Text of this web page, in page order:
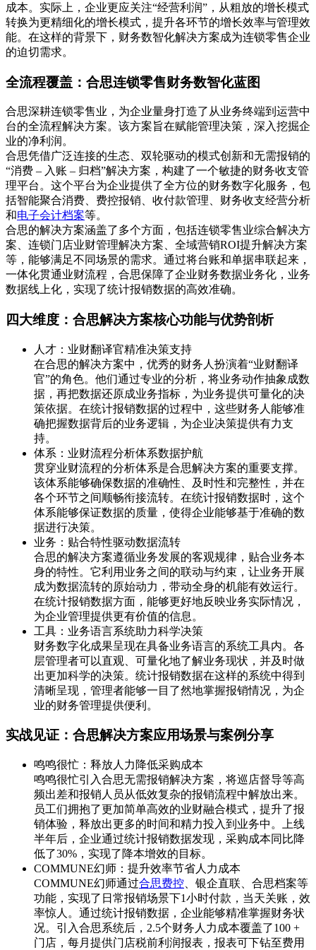
成本。实际上，企业更应关注“经营利润”，从粗放的增长模式
转换为更精细化的增长模式，提升各环节的增长效率与管理效
能。在这样的背景下，财务数智化解决方案成为连锁零售企业
的迫切需求。
全流程覆盖：合思连锁零售财务数智化蓝图
合思深耕连锁零售业，为企业量身打造了从业务终端到运营中
台的全流程解决方案。该方案旨在赋能管理决策，深入挖掘企
业的净利润。
合思凭借广泛连接的生态、双轮驱动的模式创新和无需报销的
“消费 – 入账 – 归档”解决方案，构建了一个敏捷的财务收支管
理平台。这个平台为企业提供了全方位的财务数字化服务，包
括智能聚合消费、费控报销、收付款管理、财务收支经营分析
和电子会计档案等。
合思的解决方案涵盖了多个方面，包括连锁零售业综合解决方
案、连锁门店业财管理解决方案、全域营销ROI提升解决方案
等，能够满足不同场景的需求。通过将台账和单据串联起来，
一体化贯通业财流程，合思保障了企业财务数据业务化，业务
数据线上化，实现了统计报销数据的高效准确。
四大维度：合思解决方案核心功能与优势剖析
人才：业财翻译官精准决策支持
在合思的解决方案中，优秀的财务人扮演着“业财翻译
官”的角色。他们通过专业的分析，将业务动作抽象成数
据，再把数据还原成业务指标，为业务提供可量化的决
策依据。在统计报销数据的过程中，这些财务人能够准
确把握数据背后的业务逻辑，为企业决策提供有力支
持。
体系：业财流程分析体系数据护航
贯穿业财流程的分析体系是合思解决方案的重要支撑。
该体系能够确保数据的准确性、及时性和完整性，并在
各个环节之间顺畅衔接流转。在统计报销数据时，这个
体系能够保证数据的质量，使得企业能够基于准确的数
据进行决策。
业务：贴合特性驱动数据流转
合思的解决方案遵循业务发展的客观规律，贴合业务本
身的特性。它利用业务之间的联动与约束，让业务开展
成为数据流转的原始动力，带动全身的机能有效运行。
在统计报销数据方面，能够更好地反映业务实际情况，
为企业管理提供更有价值的信息。
工具：业务语言系统助力科学决策
财务数字化成果呈现在具备业务语言的系统工具内。各
层管理者可以直观、可量化地了解业务现状，并及时做
出更加科学的决策。统计报销数据在这样的系统中得到
清晰呈现，管理者能够一目了然地掌握报销情况，为企
业的财务管理提供便利。
实战见证：合思解决方案应用场景与案例分享
鸣鸣很忙：释放人力降低采购成本
鸣鸣很忙引入合思无需报销解决方案，将巡店督导等高
频出差和报销人员从低效复杂的报销流程中解放出来。
员工们拥抱了更加简单高效的业财融合模式，提升了报
销体验，释放出更多的时间和精力投入到业务中。上线
半年后，企业通过统计报销数据发现，采购成本同比降
低了30%，实现了降本增效的目标。
COMMUNE幻师：提升效率节省人力成本
COMMUNE幻师通过合思费控 、银企直联、合思档案等
功能，实现了日常报销场景下1小时付款，当天关账，效
率惊人。通过统计报销数据，企业能够精准掌握财务状
况。引入合思系统后，2.5个财务人力成本覆盖了100 +
门店，每月提供门店税前利润报表，报表可下钻至费用